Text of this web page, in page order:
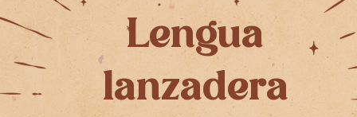
Lengua
lanzadera